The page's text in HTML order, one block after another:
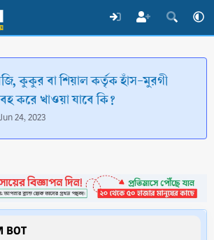
কুকুর বা শিয়াল কর্তৃক হাঁস-মুরগী
করে খাওয়া যাবে কি?
S
e
Jun 24, 2023
BOT